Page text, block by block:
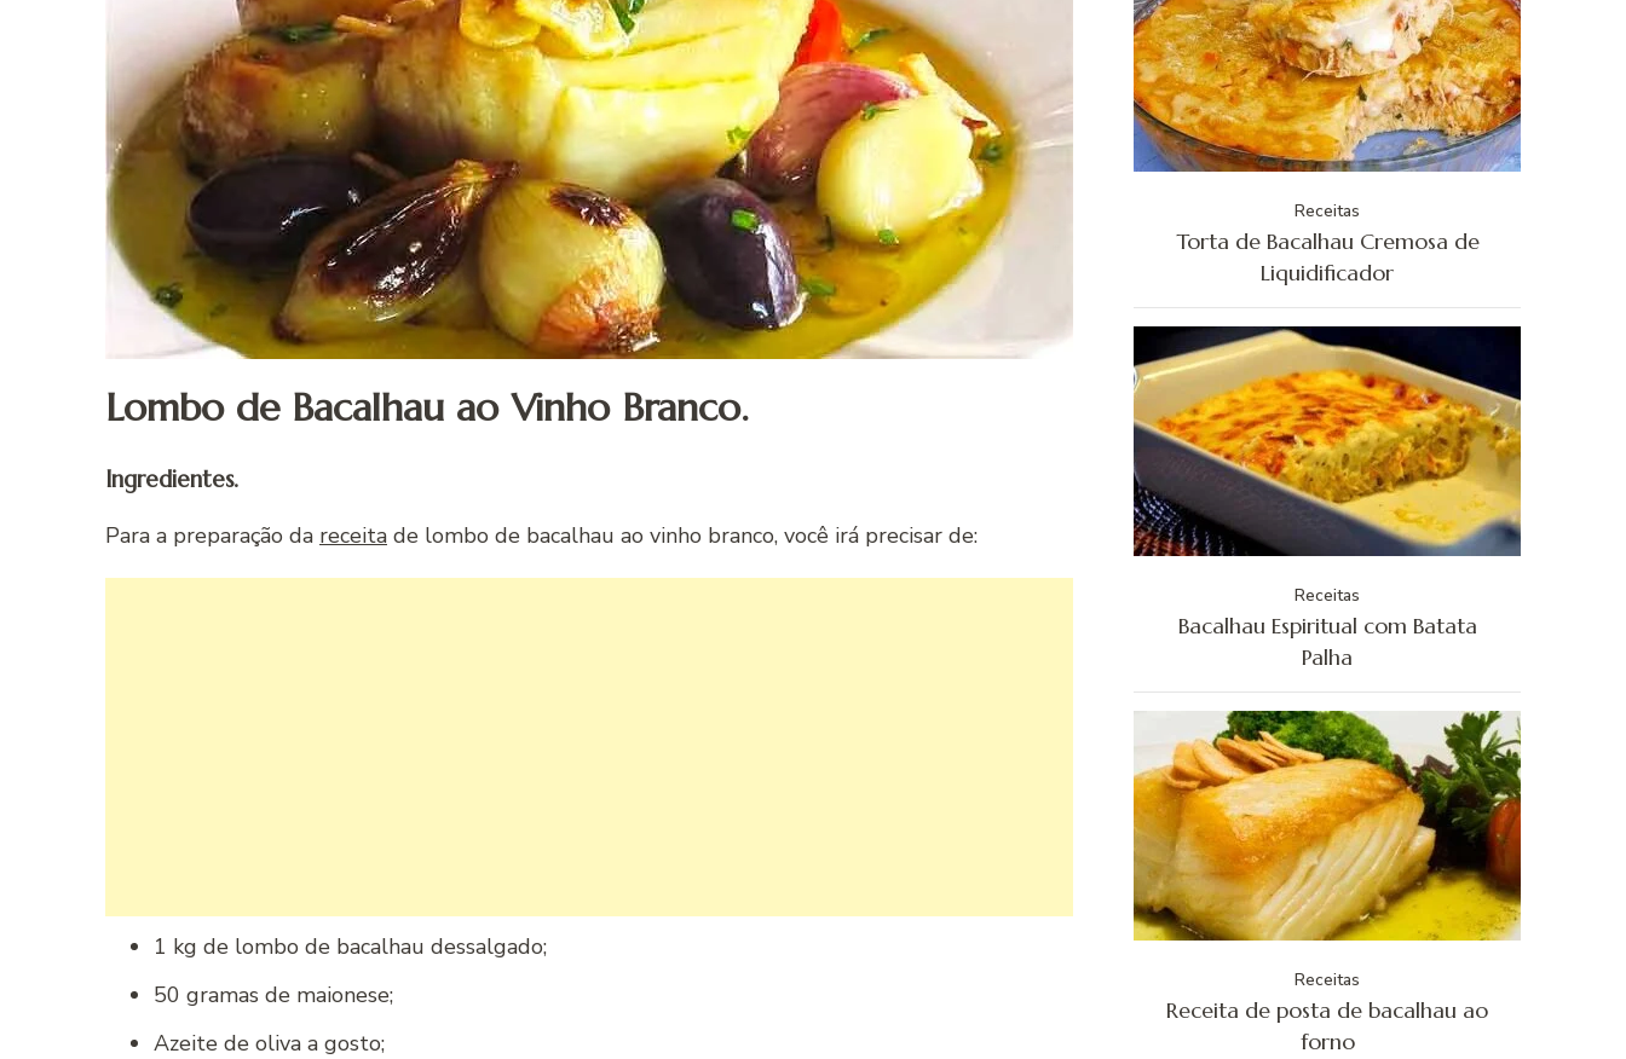
Lombo de Bacalhau ao Vinho Branco.
Ingredientes.
Para a preparação da receita de lombo de bacalhau ao vinho branco, você irá precisar de:
1 kg de lombo de bacalhau dessalgado;
50 gramas de maionese;
Azeite de oliva a gosto;
Receitas
Torta de Bacalhau Cremosa de
Liquidificador
Receitas
Bacalhau Espiritual com Batata
Palha
Receitas
Receita de posta de bacalhau ao
forno